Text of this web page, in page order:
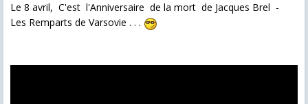
Le 8 avril, C'est l'Anniversaire de la mort de Jacques Brel -
Les Remparts de Varsovie . . .